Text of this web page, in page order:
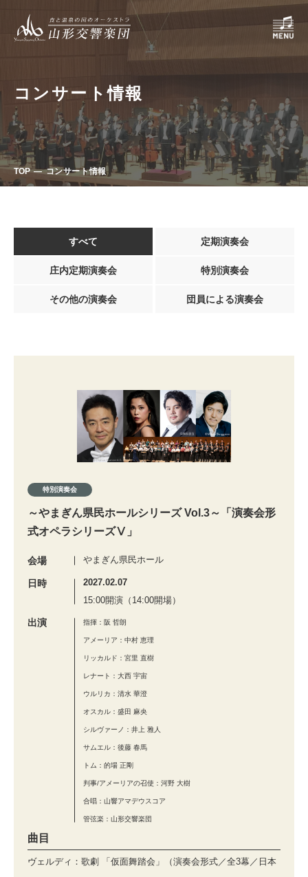
コンサート情報
TOP コンサート情報
すべて 定期演奏会
庄内定期演奏会 特別演奏会
その他の演奏会 団員による演奏会
特別演奏会
～やまぎん県民ホールシリーズ Vol.3～「演奏会形
式オペラシリーズⅤ」
会場 やまぎん県民ホール
日時
2027.02.07
15:00開演（14:00開場）
出演 指揮：阪 哲朗
アメーリア：中村 恵理
リッカルド：宮里 直樹
レナート：大西 宇宙
ウルリカ：清水 華澄
オスカル：盛田 麻央
シルヴァーノ：井上 雅人
サムエル：後藤 春馬
トム：的場 正剛
判事/アメーリアの召使：河野 大樹
合唱：山響アマデウスコア
管弦楽：山形交響楽団
曲目
ヴェルディ：歌劇 「仮面舞踏会」（演奏会形式／全3幕／日本